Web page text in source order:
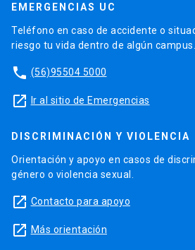
EMERGENCIAS UC
Teléfono en caso de accidente o
riesgo tu vida dentro de algún campus.
phone (56)95504 5000
launch Ir al sitio de Emergencias
DISCRIMINACIÓN Y VIOLENCIA
Orientación y apoyo en casos de
género o violencia sexual.
launch Contacto para apoyo
launch Más orientación